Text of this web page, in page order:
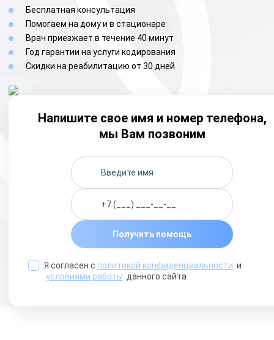
Бесплатная консультация
Помогаем на дому и в стационаре
Врач приезжает в течение 40 минут
Год гарантии на услуги кодирования
Скидки на реабилитацию от 30 дней
Напишите свое имя и номер телефона,
мы Вам позвоним
Получить помощь
Я согласен с политикой конфиденциальности и
условиями работы данного сайта